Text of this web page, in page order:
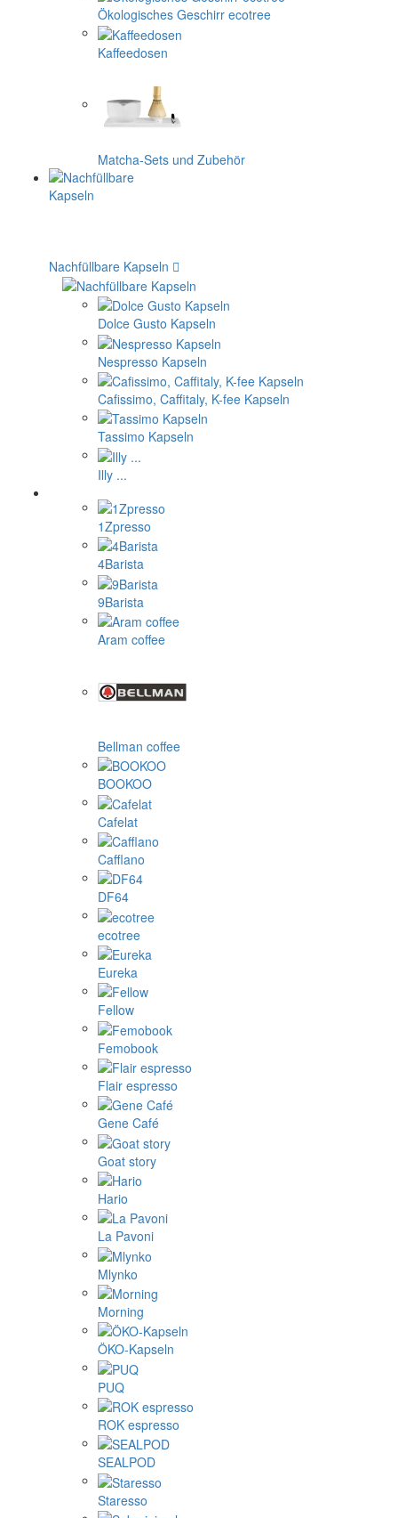
Ökologisches Geschirr ecotree
Kaffeedosen
Matcha-Sets und Zubehör
Nachfüllbare Kapseln
Dolce Gusto Kapseln
Nespresso Kapseln
Cafissimo, Caffitaly, K-fee Kapseln
Tassimo Kapseln
Illy ...
1Zpresso
4Barista
9Barista
Aram coffee
Bellman coffee
BOOKOO
Cafelat
Cafflano
DF64
ecotree
Eureka
Fellow
Femobook
Flair espresso
Gene Café
Goat story
Hario
La Pavoni
Mlynko
Morning
ÖKO-Kapseln
PUQ
ROK espresso
SEALPOD
Staresso